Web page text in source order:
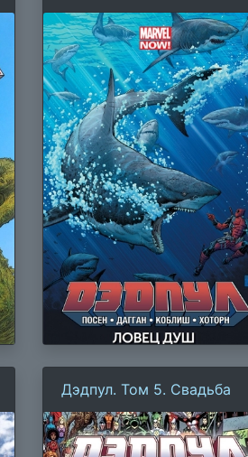
Дэдпул. Том 5. Свадьба